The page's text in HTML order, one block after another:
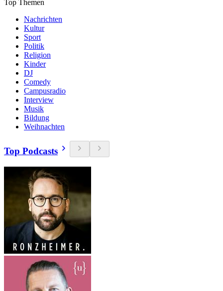
Top Themen
Nachrichten
Kultur
Sport
Politik
Religion
Kinder
DJ
Comedy
Campusradio
Interview
Musik
Bildung
Weihnachten
Top Podcasts